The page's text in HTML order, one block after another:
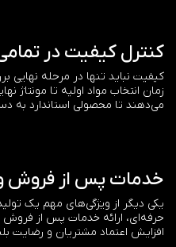
کنترل کیفیت در
کیفیت نباید تنها در مرحله نهایی
زمان انتخاب مواد اولیه تا مونتاژ
می‌دهند تا محصولی استاندارد به
خدمات پس از فروش و
یکی دیگر از ویژگی‌های مهم یک
حرفه‌ای، ارائه خدمات پس از
افزایش اعتماد مشتریان و رضایت